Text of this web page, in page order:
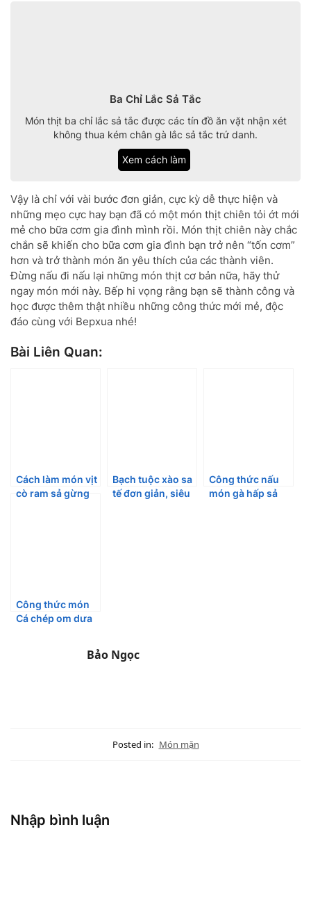
Ba Chỉ Lắc Sả Tắc
Món thịt ba chỉ lắc sả tắc được các tín đồ ăn vặt nhận xét
không thua kém chân gà lắc sả tắc trứ danh.
Xem cách làm
Vậy là chỉ với vài bước đơn giản, cực kỳ dễ thực hiện và
những mẹo cực hay bạn đã có một món thịt chiên tỏi ớt mới
mẻ cho bữa cơm gia đình mình rồi. Món thịt chiên này chắc
chắn sẽ khiến cho bữa cơm gia đình bạn trở nên “tốn cơm”
hơn và trở thành món ăn yêu thích của các thành viên.
Đừng nấu đi nấu lại những món thịt cơ bản nữa, hãy thử
ngay món mới này. Bếp hi vọng rằng bạn sẽ thành công và
học được thêm thật nhiều những công thức mới mẻ, độc
đáo cùng với Bepxua nhé!
Bài Liên Quan:
Cách làm món vịt
cò ram sả gừng
Bạch tuộc xào sa
tế đơn giản, siêu
Công thức nấu
món gà hấp sả
Công thức món
Cá chép om dưa
Bảo Ngọc
Posted in: Món mặn
Nhập bình luận